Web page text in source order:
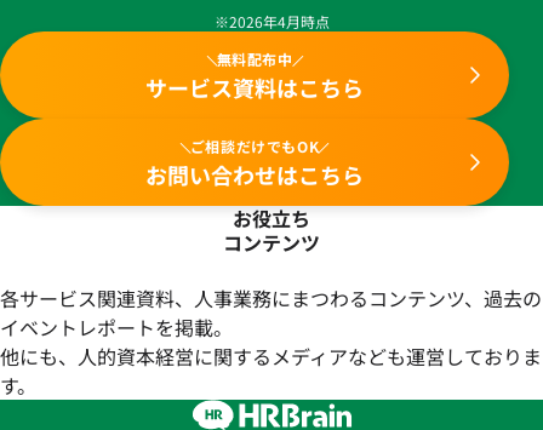
※2026年4月時点
無料配布中
サービス資料はこちら
ご相談だけでもOK
お問い合わせはこちら
お役立ち
コンテンツ
各サービス関連資料、人事業務にまつわるコンテンツ、過去の
イベントレポートを掲載。
他にも、人的資本経営に関するメディアなども運営しておりま
す。